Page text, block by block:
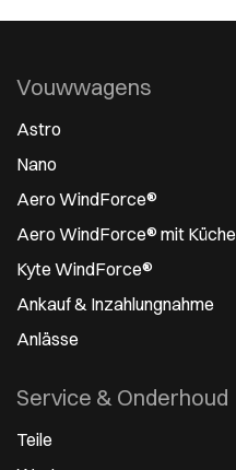
Vouwwagens
Astro
Nano
Aero WindForce®
Aero WindForce® mit Küche
Kyte WindForce®
Ankauf & Inzahlungnahme
Anlässe
Service & Onderhoud
Teile